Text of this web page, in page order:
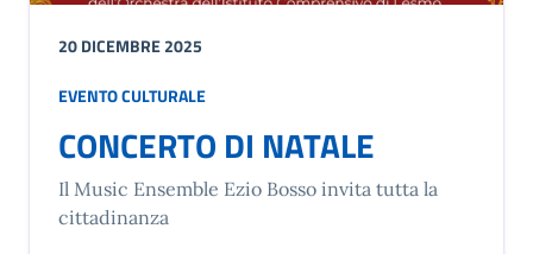
20 DICEMBRE 2025
EVENTO CULTURALE
CONCERTO DI NATALE
Il Music Ensemble Ezio Bosso invita tutta la
cittadinanza